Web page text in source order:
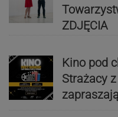
ZDJĘCIA
Kino pod
Strażacy